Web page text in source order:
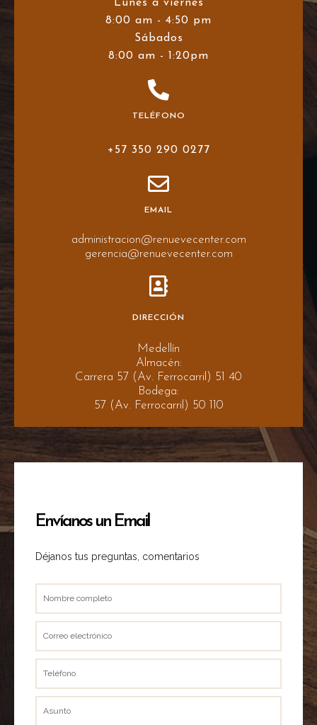
Lunes a viernes
8:00 am - 4:50 pm
Sábados
8:00 am - 1:20pm
TELÉFONO
+57 350 290 0277
EMAIL
administracion@renuevecenter.com
gerencia@renuevecenter.com
DIRECCIÓN
Medellín
Almacén:
Carrera 57 (Av. Ferrocarril) 51 40
Bodega:
57 (Av. Ferrocarril) 50 110
Envíanos un Email
Déjanos tus preguntas, comentarios